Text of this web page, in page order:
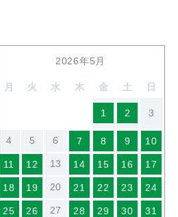
2026年5月
月 火 水 木 金 土 日
1 2 3
4 5 6 7 8 9 10
11 12 13 14 15 16 17
18 19 20 21 22 23 24
25 26 27 28 29 30 31